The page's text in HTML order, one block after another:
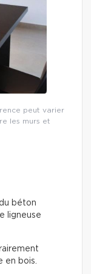
peut varier
les murs et
béton
ligneuse
en bois.